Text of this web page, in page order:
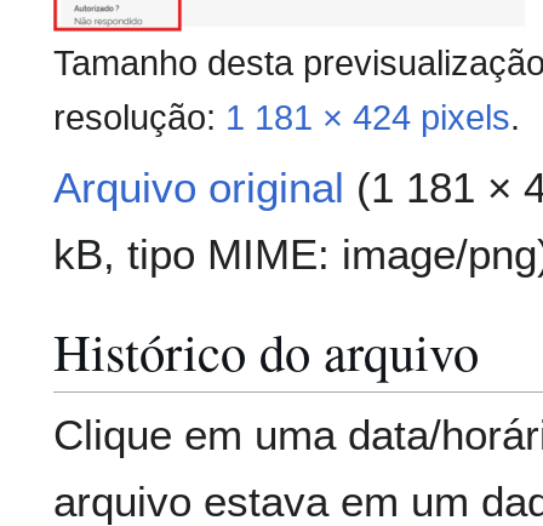
Tamanho desta
resolução: 1 181 × 424 pixels.
Arquivo original (1 181 ×
kB, tipo MIME: image/png
Histórico do arquivo
Clique em uma data/
arquivo estava em um